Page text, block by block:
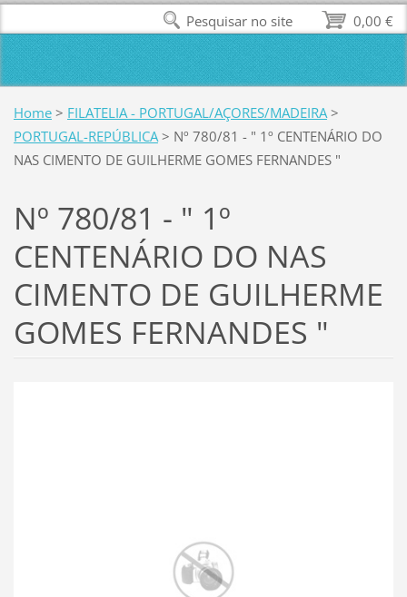
Home > FILATELIA - PORTUGAL/AÇORES/MADEIRA >
PORTUGAL-REPÚBLICA > Nº 780/81 - " 1º CENTENÁRIO DO
NAS CIMENTO DE GUILHERME GOMES FERNANDES "
Nº 780/81 - " 1º
CENTENÁRIO DO NAS
CIMENTO DE GUILHERME
GOMES FERNANDES "
0,00 €
Pesquisar no site